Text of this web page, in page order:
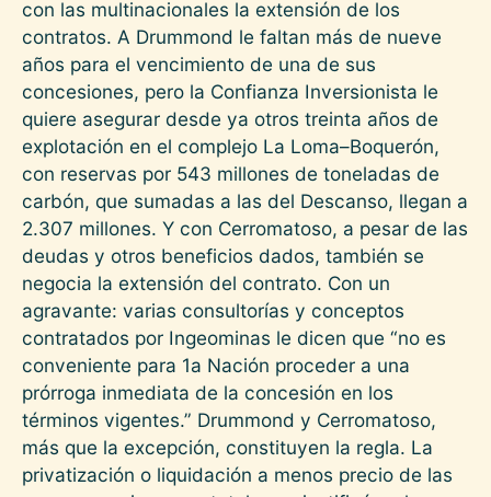
con las multinacionales la extensión de los
contratos. A Drummond le faltan más de nueve
años para el vencimiento de una de sus
concesiones, pero la Confianza Inversionista le
quiere asegurar desde ya otros treinta años de
explotación en el complejo La Loma–Boquerón,
con reservas por 543 millones de toneladas de
carbón, que sumadas a las del Descanso, llegan a
2.307 millones. Y con Cerromatoso, a pesar de las
deudas y otros beneficios dados, también se
negocia la extensión del contrato. Con un
agravante: varias consultorías y conceptos
contratados por Ingeominas le dicen que “no es
conveniente para 1a Nación proceder a una
prórroga inmediata de la concesión en los
términos vigentes.” Drummond y Cerromatoso,
más que la excepción, constituyen la regla. La
privatización o liquidación a menos precio de las